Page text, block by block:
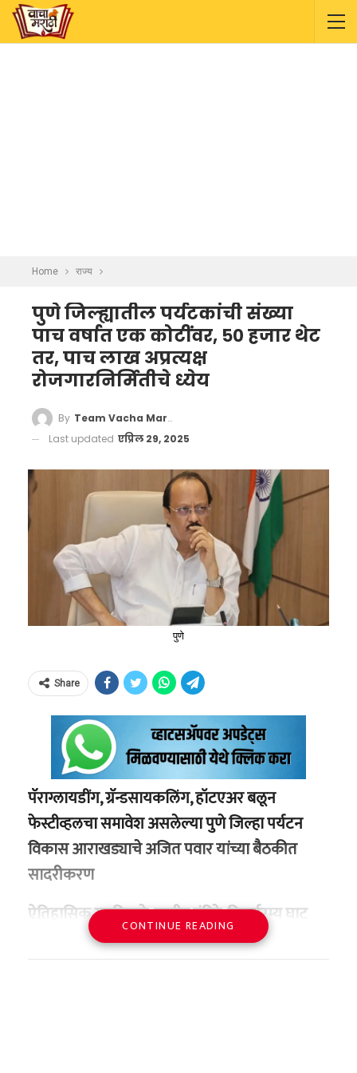
Home राज्य
पुणे जिल्ह्यातील पर्यटकांची संख्या
पाच वर्षात एक कोटींवर, ५० हजार थेट
तर, पाच लाख अप्रत्यक्ष
रोजगारनिर्मितीचे ध्येय
By Team Vacha Marathi
Last updated एप्रिल 29, 2025
पुणे
Share
पॅराग्लायडींग, ग्रॅन्डसायकलिंग, हॉटएअर बलून
फेस्टीव्हलचा समावेश असलेल्या पुणे जिल्हा पर्यटन
विकास आराखड्याचे अजित पवार यांच्या बैठकीत
सादरीकरण
ऐतिहासिक गडकिल्ले, प्राचीन मंदिरे, निसर्गरम्य घाट
परिसरांचा विकास, पॅराग्लायडींग, ग्रॅन्डसायकलिंग,
हॉटएअर बलून आदी खेळांचा समावेश
CONTINUE READING